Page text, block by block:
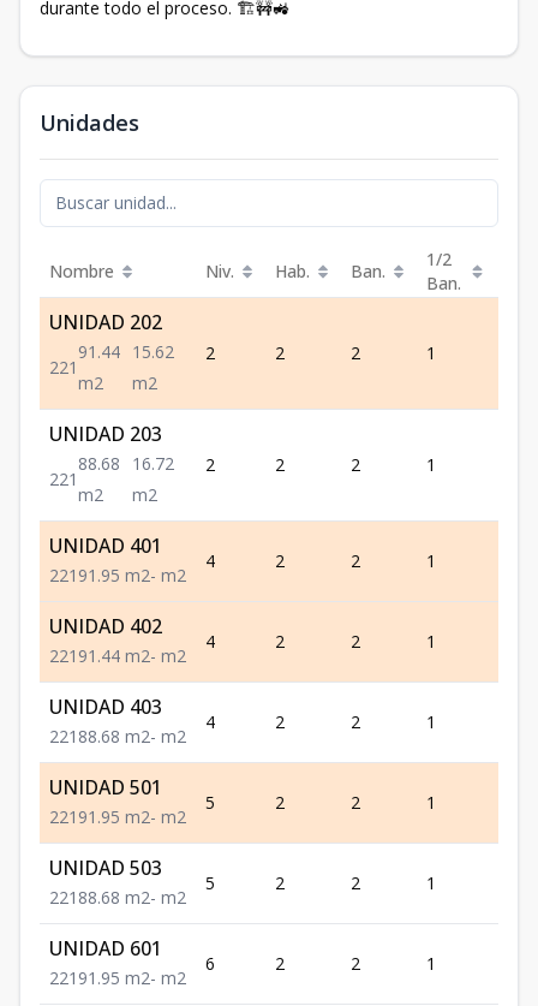
durante todo el proceso. 🏗️🚧🚜⁣⁣
Unidades
Nombre Niv. Hab. Ban.
1/2
Ban.
UNIDAD 202
221
91.44
m2
15.62
m2
2 2 2 1
UNIDAD 203
221
88.68
m2
16.72
m2
2 2 2 1
UNIDAD 401
221 91.95 m2- m2
4 2 2 1
UNIDAD 402
221 91.44 m2- m2
4 2 2 1
UNIDAD 403
221 88.68 m2- m2
4 2 2 1
UNIDAD 501
221 91.95 m2- m2
5 2 2 1
UNIDAD 503
221 88.68 m2- m2
5 2 2 1
UNIDAD 601
221 91.95 m2- m2
6 2 2 1